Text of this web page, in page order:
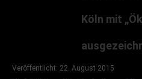
Köln mit
Veröffentlicht: 22. August 2015